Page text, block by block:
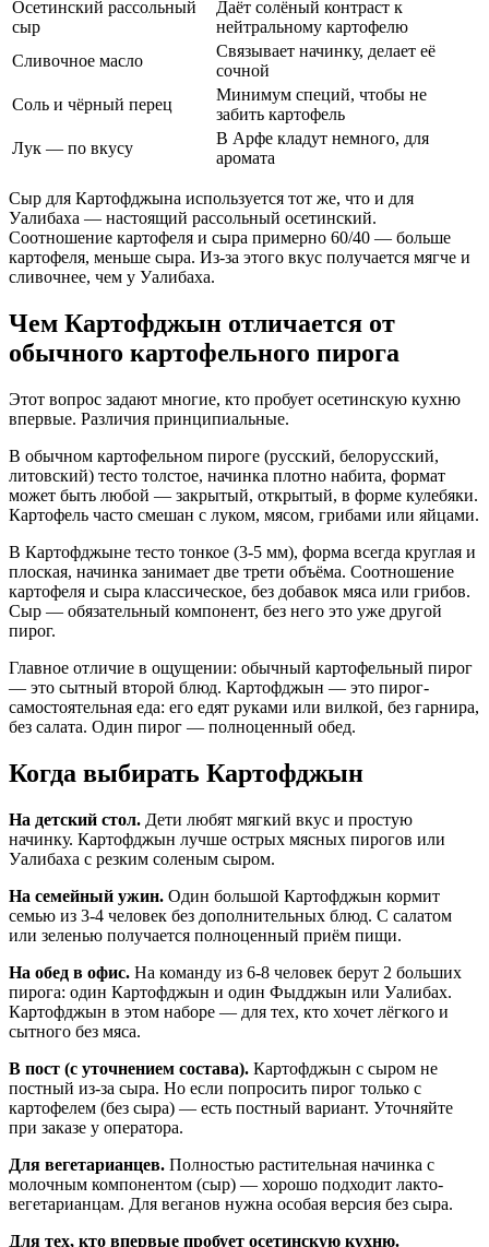
Осетинский рассольный
сыр
Даёт солёный контраст к
нейтральному картофелю
Сливочное масло
Связывает начинку, делает её
сочной
Соль и чёрный перец
Минимум специй, чтобы не
забить картофель
Лук — по вкусу
В Арфе кладут немного, для
аромата
Сыр для Картофджына используется тот же, что и для
Уалибаха — настоящий рассольный осетинский.
Соотношение картофеля и сыра примерно 60/40 — больше
картофеля, меньше сыра. Из-за этого вкус получается мягче и
сливочнее, чем у Уалибаха.
Чем Картофджын отличается от
обычного картофельного пирога
Этот вопрос задают многие, кто пробует осетинскую кухню
впервые. Различия принципиальные.
В обычном картофельном пироге (русский, белорусский,
литовский) тесто толстое, начинка плотно набита, формат
может быть любой — закрытый, открытый, в форме кулебяки.
Картофель часто смешан с луком, мясом, грибами или яйцами.
В Картофджыне тесто тонкое (3-5 мм), форма всегда круглая и
плоская, начинка занимает две трети объёма. Соотношение
картофеля и сыра классическое, без добавок мяса или грибов.
Сыр — обязательный компонент, без него это уже другой
пирог.
Главное отличие в ощущении: обычный картофельный пирог
— это сытный второй блюд. Картофджын — это пирог-
самостоятельная еда: его едят руками или вилкой, без гарнира,
без салата. Один пирог — полноценный обед.
Когда выбирать Картофджын
На детский стол. Дети любят мягкий вкус и простую
начинку. Картофджын лучше острых мясных пирогов или
Уалибаха с резким соленым сыром.
На семейный ужин. Один большой Картофджын кормит
семью из 3-4 человек без дополнительных блюд. С салатом
или зеленью получается полноценный приём пищи.
На обед в офис. На команду из 6-8 человек берут 2 больших
пирога: один Картофджын и один Фыдджын или Уалибах.
Картофджын в этом наборе — для тех, кто хочет лёгкого и
сытного без мяса.
В пост (с уточнением состава). Картофджын с сыром не
постный из-за сыра. Но если попросить пирог только с
картофелем (без сыра) — есть постный вариант. Уточняйте
при заказе у оператора.
Для вегетарианцев. Полностью растительная начинка с
молочным компонентом (сыр) — хорошо подходит лакто-
вегетарианцам. Для веганов нужна особая версия без сыра.
Для тех, кто впервые пробует осетинскую кухню.